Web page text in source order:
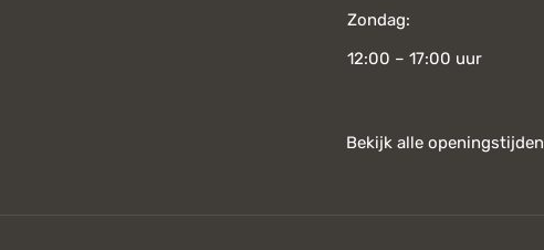
Zondag:
12:00 – 17:00 uur
Bekijk alle openingstijden